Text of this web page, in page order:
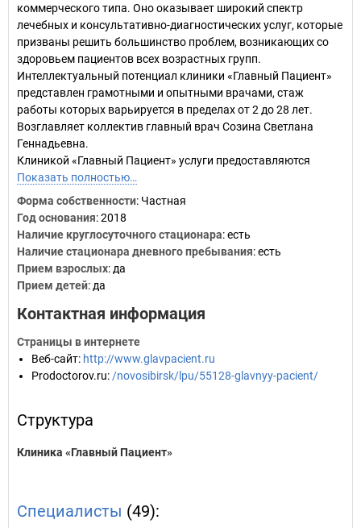
коммерческого типа. Оно оказывает широкий спектр
лечебных и консультативно-диагностических услуг, которые
призваны решить большинство проблем, возникающих со
здоровьем пациентов всех возрастных групп.
Интеллектуальный потенциал клиники «Главный Пациент»
представлен грамотными и опытными врачами, стаж
работы которых варьируется в пределах от 2 до 28 лет.
Возглавляет коллектив главный врач Созина Светлана
Геннадьевна.
Клиникой «Главный Пациент» услуги предоставляются
Показать полностью…
Форма собственности: Частная
Год основания:2018
Наличие круглосуточного стационара: есть
Наличие стационара дневного пребывания: есть
Прием взрослых: да
Прием детей: да
Контактная информация
Страницы в интернете
Веб-сайт: http://www.glavpacient.ru
Prodoctorov.ru: /novosibirsk/lpu/55128-glavnyy-pacient/
Структура
Клиника «Главный Пациент»
Специалисты (49):